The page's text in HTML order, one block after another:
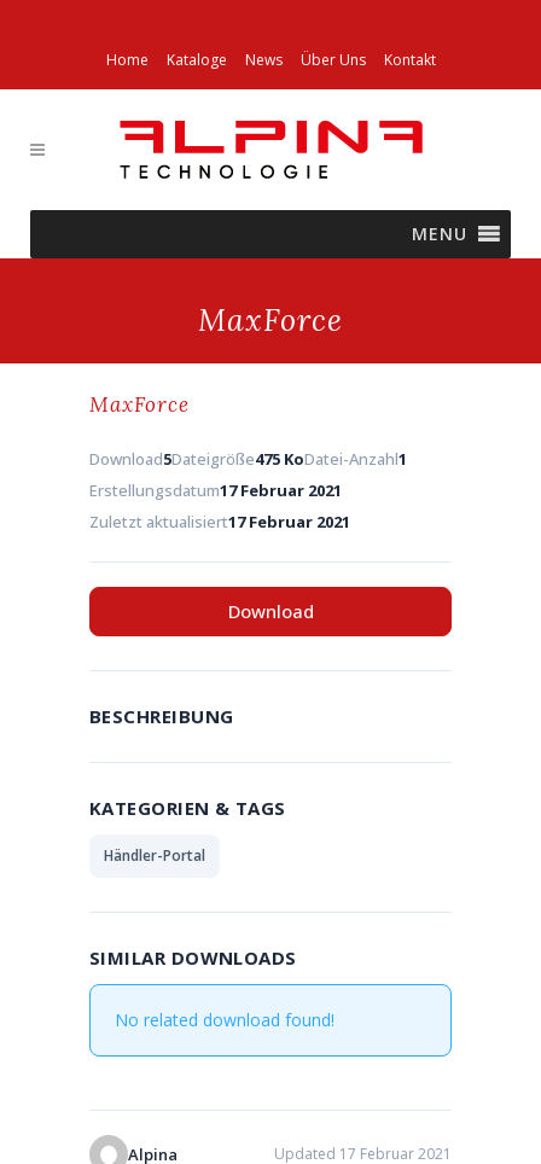
Home Kataloge News Über Uns Kontakt
MENU
MaxForce
MaxForce
Download5Dateigröße475 KoDatei-Anzahl1
Erstellungsdatum17 Februar 2021
Zuletzt aktualisiert17 Februar 2021
Download
BESCHREIBUNG
KATEGORIEN & TAGS
Händler-Portal
SIMILAR DOWNLOADS
No related download found!
Alpina Updated 17 Februar 2021